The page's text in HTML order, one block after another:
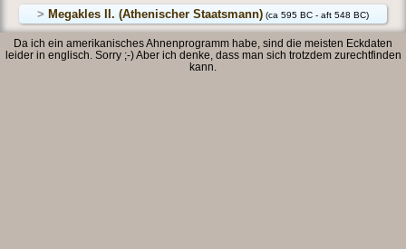
> Megakles II. (Athenischer Staatsmann) (ca 595 BC - aft 548 BC)
Da ich ein amerikanisches Ahnenprogramm habe, sind die meisten Eckdaten
leider in englisch. Sorry ;-) Aber ich denke, dass man sich trotzdem zurechtfinden
kann.